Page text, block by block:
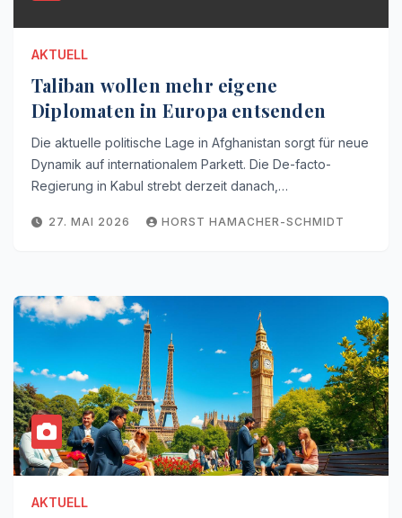
AKTUELL
Taliban wollen mehr eigene
Diplomaten in Europa entsenden
Die aktuelle politische Lage in Afghanistan sorgt für neue
Dynamik auf internationalem Parkett. Die De-facto-
Regierung in Kabul strebt derzeit danach,…
27. MAI 2026 HORST HAMACHER-SCHMIDT
AKTUELL